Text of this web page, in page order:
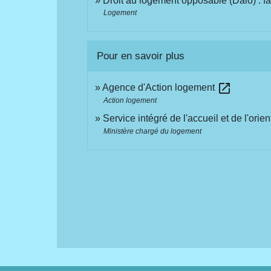
Logement
Pour en savoir plus
Agence d'Action logement open_in_new
Action logement
Service intégré de l'accueil et de
Ministère chargé du logement